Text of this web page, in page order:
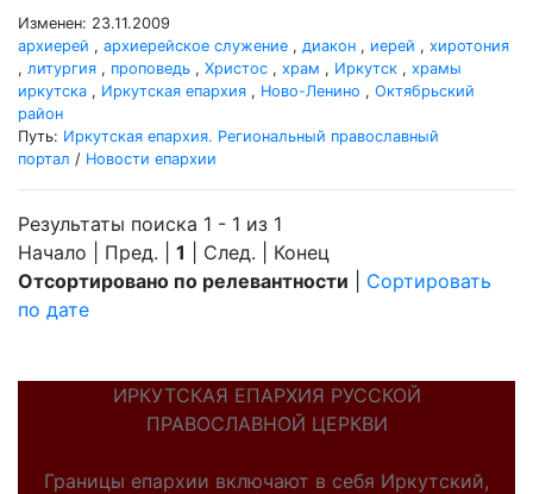
Изменен: 23.11.2009
архиерей , архиерейское служение , диакон , иерей , хиротония
, литургия , проповедь , Христос , храм , Иркутск , храмы
иркутска , Иркутская епархия , Ново-Ленино , Октябрьский
район
Путь: Иркутская епархия. Региональный православный
портал / Новости епархии
Результаты поиска 1 - 1 из 1
Начало | Пред. | 1 | След. | Конец
Отсортировано по релевантности
Сортировать
по дате
ИРКУТСКАЯ ЕПАРХИЯ РУССКОЙ
ПРАВОСЛАВНОЙ ЦЕРКВИ
Границы епархии включают в себя Иркутский,